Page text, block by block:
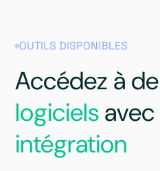
OUTILS DISPONIBLES
Accédez à de
logicielsavec
intégration